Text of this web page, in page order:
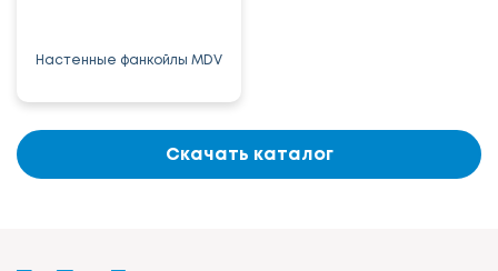
Настенные фанкойлы MDV
Скачать каталог